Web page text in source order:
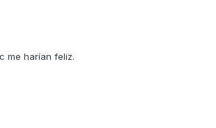
me harían feliz.